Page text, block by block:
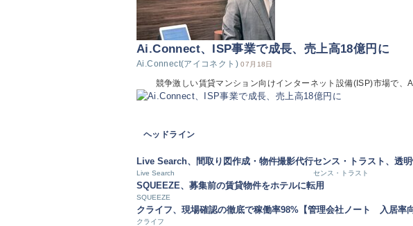
Ai.Connect、ISP事業で成長、売上高18億円に
Ai.Connect(アイコネクト)07月18日
競争激しい賃貸マンション向けインターネット設備(ISP)市場で、
ヘッドライン
Live Search、間取り図作成・物件撮影代行
Live Search
センス・トラスト、透
センス・トラスト
SQUEEZE、募集前の賃貸物件をホテルに転用
SQUEEZE
クライフ、現場確認の徹底で稼働率98%【管理会社ノート 入居率向
クライフ